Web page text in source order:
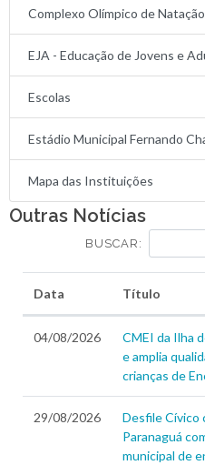
Complexo Olímpico de
EJA - Educação de Jovens e
Escolas
Estádio Municipal Fernando
Mapa das Instituições
Outras Notícias
BUSCAR:
Data Título
04/08/2026
CMEI da Ilha
e amplia
crianças de
29/08/2026
Desfile Cívico
Paranaguá
municipal de